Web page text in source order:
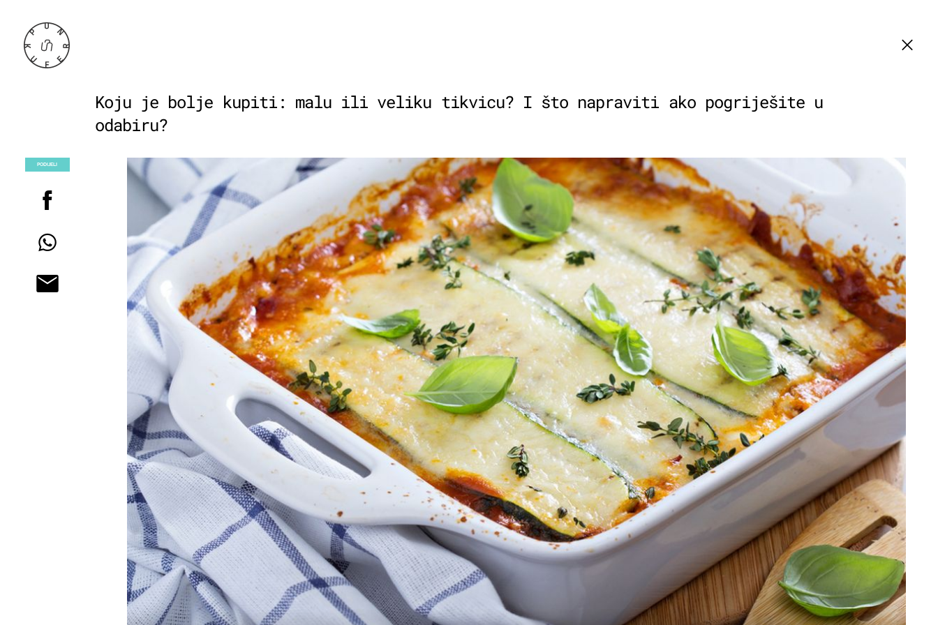
Koju je bolje kupiti: malu ili veliku tikvicu? I što napraviti ako pogriješite u
odabiru?
PODIJELI
POGLEDAJ
POVOLJNIJE OD KAVE U KAFIĆU
Najzdraviji jutarnji izbor? Doručak od
3 sastojka koji sportaši obožavaju
BOLJE ALTERNATIVE
Može i bez bijelog brašna: 5 zdravih
vrsta tjestenine koje će vas zasititi
TJEDNI JELOVNIK
Ovih 7 jela ne morate kuhati, savršena
su za toplinski val – imamo dobar plan
za ovaj tjedan